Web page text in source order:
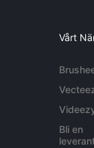
Vårt
Bli en